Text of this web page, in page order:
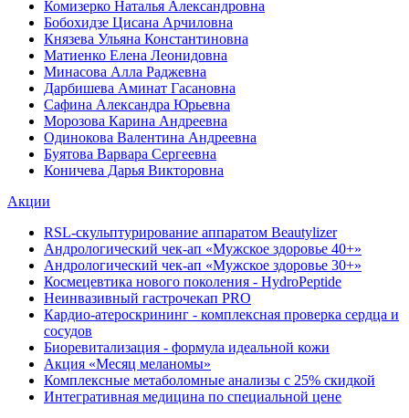
Комизерко Наталья Александровна
Бобохидзе Цисана Арчиловна
Князева Ульяна Константиновна
Матиенко Елена Леонидовна
Минасова Алла Раджевна
Дарбишева Аминат Гасановна
Сафина Александра Юрьевна
Морозова Карина Андреевна
Одинокова Валентина Андреевна
Буятова Варвара Сергеевна
Коничева Дарья Викторовна
Акции
RSL-скульптурирование аппаратом Beautylizer
Андрологический чек-ап «Мужское здоровье 40+»
Андрологический чек-ап «Мужское здоровье 30+»
Космецевтика нового поколения - HydroPeptide
Неинвазивный гастрочекап PRO
Кардио-атероскрининг - комплексная проверка сердца и
сосудов
Биоревитализация - формула идеальной кожи
Акция «Месяц меланомы»
Комплексные метаболомные анализы с 25% скидкой
Интегративная медицина по специальной цене